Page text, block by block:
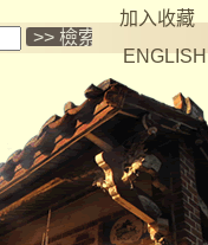
加入收藏
ENGLISH